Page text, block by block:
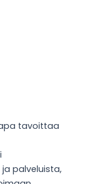
tavoittaa
palveluista,